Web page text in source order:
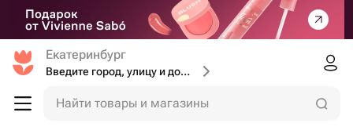
Екатеринбург
Введите город, улицу и дом доставки
Найти товары и магазины